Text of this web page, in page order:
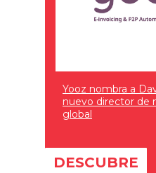
Yooz nombra a
nuevo director de
global
DESCUBRE